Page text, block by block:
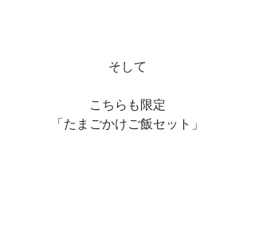
そして
こちらも限定
「たまごかけご飯セット」